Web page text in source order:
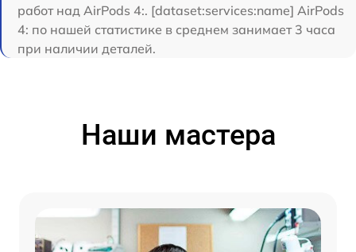
работ над AirPods 4:. [dataset:services:name] AirPods
4: по нашей статистике в среднем занимает 3 часа
при наличии деталей.
Наши мастера